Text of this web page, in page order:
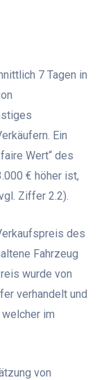
7 Tagen in
Ein
Wert“ des
€ höher ist,
Ziffer 2.2).
des
Fahrzeug
wurde von
verhandelt und
im
von